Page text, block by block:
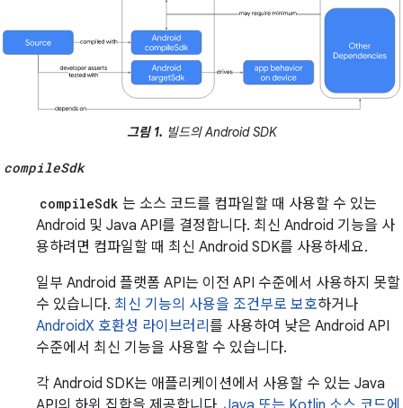
그림 1. 빌드의 Android SDK
compileSdk
compileSdk 는 소스 코드를 컴파일할 때 사용할 수 있는
Android 및 Java API를 결정합니다. 최신 Android 기능을 사
용하려면 컴파일할 때 최신 Android SDK를 사용하세요.
일부 Android 플랫폼 API는 이전 API 수준에서 사용하지 못할
수 있습니다. 최신 기능의 사용을 조건부로 보호하거나
AndroidX 호환성 라이브러리 를 사용하여 낮은 Android API
수준에서 최신 기능을 사용할 수 있습니다.
각 Android SDK는 애플리케이션에서 사용할 수 있는 Java